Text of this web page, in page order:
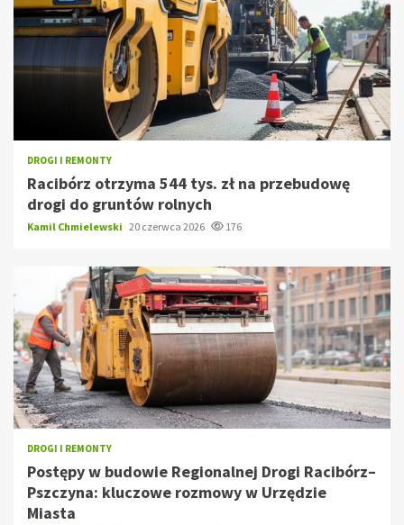
DROGI I REMONTY
Racibórz otrzyma 544 tys. zł na przebudowę
drogi do gruntów rolnych
Kamil Chmielewski 20 czerwca 2026 176
DROGI I REMONTY
Postępy w budowie Regionalnej Drogi Racibórz–
Pszczyna: kluczowe rozmowy w Urzędzie
Miasta